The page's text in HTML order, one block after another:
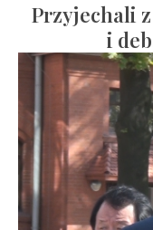
Przyjechali
i